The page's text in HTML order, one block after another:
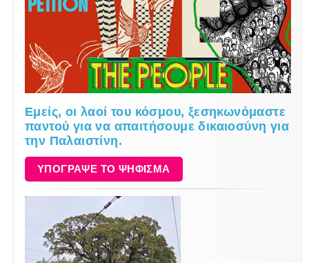
Εμείς, οι λαοί του κόσμου, ξεσηκωνόμαστε
παντού για να απαιτήσουμε δικαιοσύνη για
την Παλαιστίνη.
ΥΠΟΓΡΑΨΕ ΤΟ ΨΗΦΙΣΜΑ